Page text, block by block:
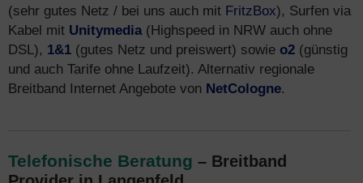
(sehr gutes Netz / bei uns auch mit FritzBox), Surfen via
Kabel mit Unitymedia(Highspeed in NRW auch ohne
DSL), 1&1 (gutes Netz und preiswert) sowie o2 (günstig
und auch Tarife ohne Laufzeit). Alternativ regionale
Breitband Internet Angebote von NetCologne.
Telefonische Beratung – Breitband